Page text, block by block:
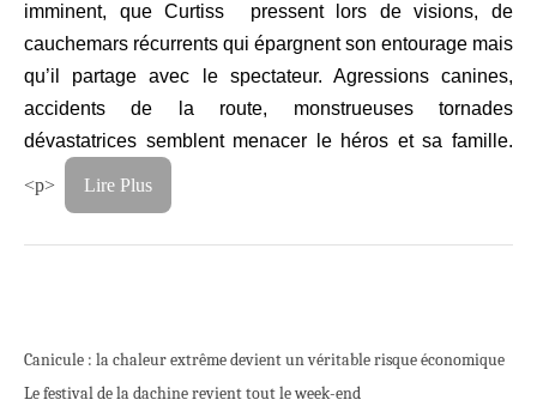
imminent, que Curtiss pressent lors de visions, de
cauchemars récurrents qui épargnent son entourage mais
qu’il partage avec le spectateur. Agressions canines,
accidents de la route, monstrueuses tornades
dévastatrices semblent menacer le héros et sa famille.
<p> Lire Plus
Canicule : la chaleur extrême devient un véritable risque économique
Le festival de la dachine revient tout le week-end